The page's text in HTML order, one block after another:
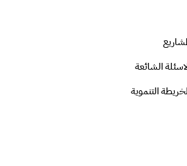
الشائعة
التنموية